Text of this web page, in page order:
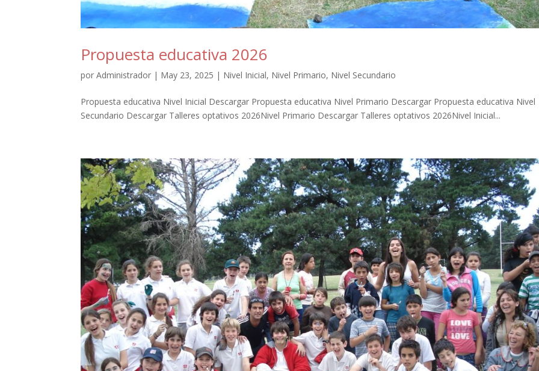
Propuesta educativa 2026
porAdministrador | May 23, 2025 | Nivel Inicial, Nivel Primario, Nivel Secundario
Propuesta educativa Nivel Inicial Descargar Propuesta educativa Nivel Primario Descargar Propuesta educativa Nivel
Secundario Descargar Talleres optativos 2026Nivel Primario Descargar Talleres optativos 2026Nivel Inicial...